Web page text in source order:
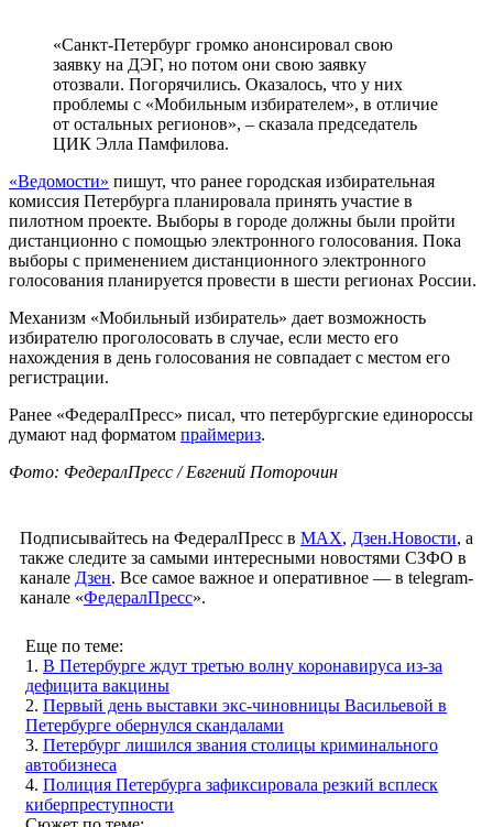
«Санкт-Петербург громко анонсировал свою
заявку на ДЭГ, но потом они свою заявку
отозвали. Погорячились. Оказалось, что у них
проблемы с «Мобильным избирателем», в отличие
от остальных регионов», – сказала председатель
ЦИК Элла Памфилова.
«Ведомости» пишут, что ранее городская избирательная
комиссия Петербурга планировала принять участие в
пилотном проекте. Выборы в городе должны были пройти
дистанционно с помощью электронного голосования. Пока
выборы с применением дистанционного электронного
голосования планируется провести в шести регионах России.
Механизм «Мобильный избиратель» дает возможность
избирателю проголосовать в случае, если место его
нахождения в день голосования не совпадает с местом его
регистрации.
Ранее «ФедералПресс» писал, что петербургские единороссы
думают над форматом праймериз.
Фото: ФедералПресс / Евгений Поторочин
Подписывайтесь на ФедералПресс в МАХ, Дзен.Новости, а
также следите за самыми интересными новостями СЗФО в
канале Дзен. Все самое важное и оперативное — в telegram-
канале «ФедералПресс».
Еще по теме:
1. В Петербурге ждут третью волну коронавируса из-за
дефицита вакцины
2. Первый день выставки экс-чиновницы Васильевой в
Петербурге обернулся скандалами
3. Петербург лишился звания столицы криминального
автобизнеса
4. Полиция Петербурга зафиксировала резкий всплеск
киберпреступности